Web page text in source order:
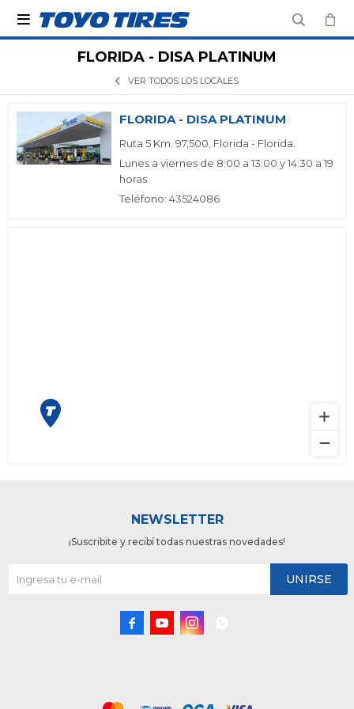

FLORIDA - DISA PLATINUM
VER TODOS LOS LOCALES
FLORIDA - DISA PLATINUM
Ruta 5 Km. 97,500, Florida - Florida.
Lunes a viernes de 8:00 a 13:00 y 14:30 a 19
horas
Teléfono: 43524086
NEWSLETTER
¡Suscribite y recibí todas nuestras novedades!
UNIRSE
  